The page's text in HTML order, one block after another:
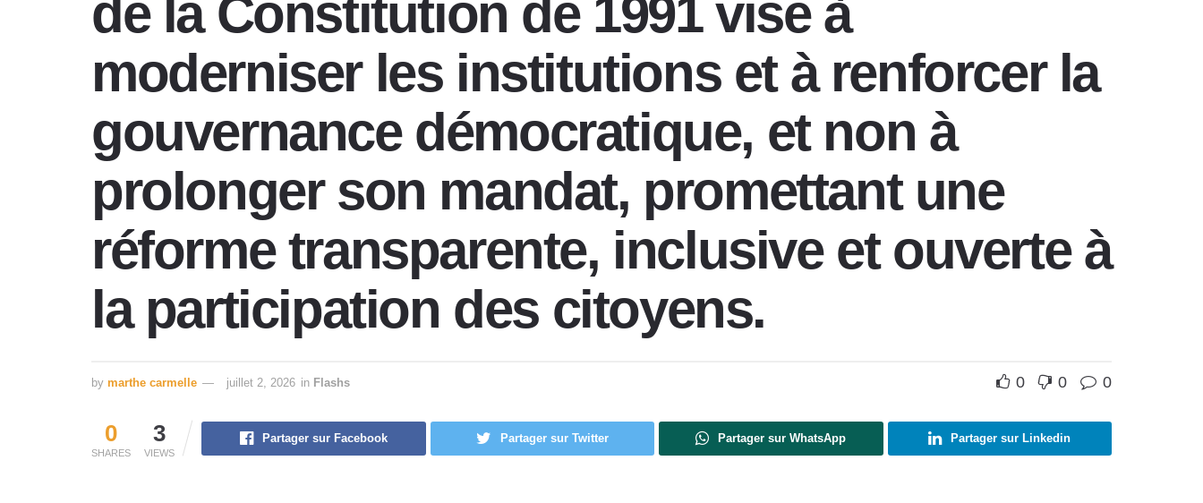
de la Constitution de 1991 vise à
moderniser les institutions et à renforcer la
gouvernance démocratique, et non à
prolonger son mandat, promettant une
réforme transparente, inclusive et ouverte à
la participation des citoyens.
by marthe carmelle juillet 2, 2026 in Flashs 0 0 0
0
SHARES
3
VIEWS
Partager sur Facebook Partager sur Twitter Partager sur WhatsApp Partager sur Linkedin